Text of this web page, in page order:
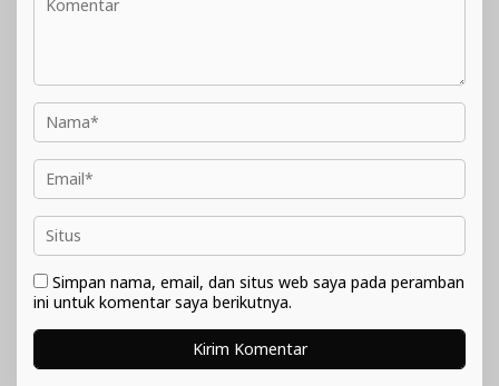
Simpan nama, email, dan situs web saya pada peramban
ini untuk komentar saya berikutnya.